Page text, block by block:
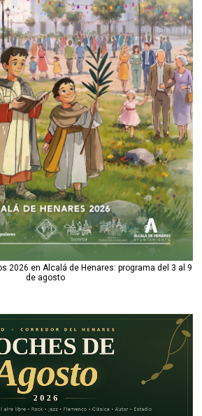
2026 en Alcalá de Henares: programa del 3 al 9
de agosto